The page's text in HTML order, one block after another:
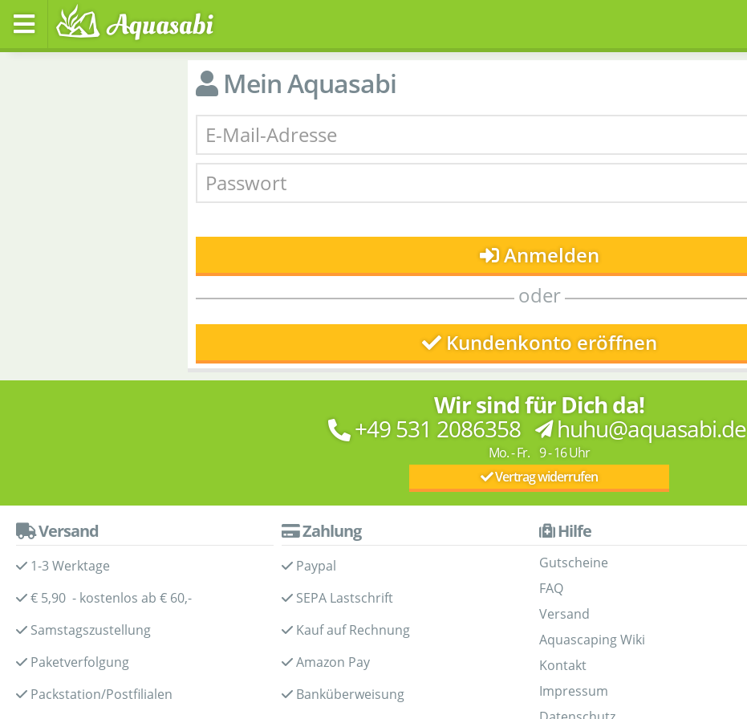
Mein Aquasabi
Anmelden
oder
Kundenkonto eröffnen
Wir sind für Dich da!
+49 531 2086358 huhu@aquasabi.de
Mo. - Fr. 9 - 16 Uhr
Vertrag widerrufen
Versand
1-3 Werktage
€ 5,90 - kostenlos ab € 60,-
Samstagszustellung
Paketverfolgung
Packstation/Postfilialen
Zahlung
Paypal
SEPA Lastschrift
Kauf auf Rechnung
Amazon Pay
Banküberweisung
Hilfe
Gutscheine
FAQ
Versand
Aquascaping Wiki
Kontakt
Impressum